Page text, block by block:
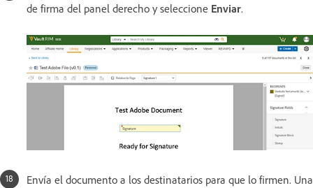
de firma del panel derecho y seleccione Enviar.
Envía el documento a los destinatarios para que lo firmen. Una